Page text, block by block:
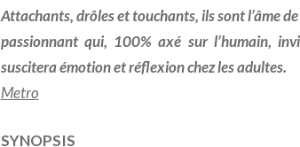
Attachants, drôles et touchants, ils sont l’âme
passionnant qui, 100% axé sur l’humain,
suscitera émotion et réflexion chez les adultes.
Metro
SYNOPSIS